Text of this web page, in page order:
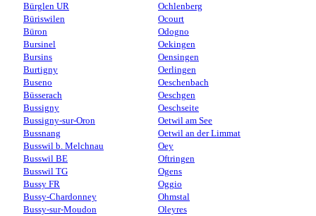
Bürglen UR
Büriswilen
Büron
Bursinel
Bursins
Burtigny
Buseno
Büsserach
Bussigny
Bussigny-sur-Oron
Bussnang
Busswil b. Melchnau
Busswil BE
Busswil TG
Bussy FR
Bussy-Chardonney
Bussy-sur-Moudon
Ochlenberg
Ocourt
Odogno
Oekingen
Oensingen
Oerlingen
Oeschenbach
Oeschgen
Oeschseite
Oetwil am See
Oetwil an der Limmat
Oey
Oftringen
Ogens
Oggio
Ohmstal
Oleyres